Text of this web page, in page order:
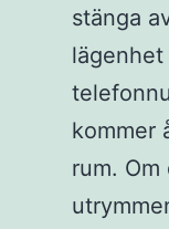
stänga
kommer
rum.